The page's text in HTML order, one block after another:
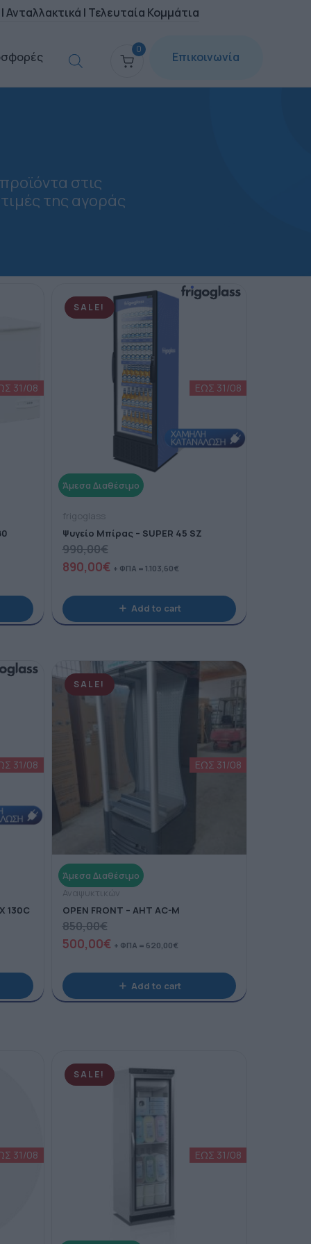
|Ανταλλακτικά | Τελευταία Κομμάτια
0
Επικοινωνία
στις
της αγοράς
SALE!
frigoglass
Ψυγείο Μπίρας – SUPER 45 SZ
990,00€
890,00€ + ΦΠΑ = 1.103,60€
Add to cart
130C
SALE!
Αναψυκτικών
OPEN FRONT – AHT AC-M
850,00€
500,00€ + ΦΠΑ = 620,00€
Add to cart
SALE!